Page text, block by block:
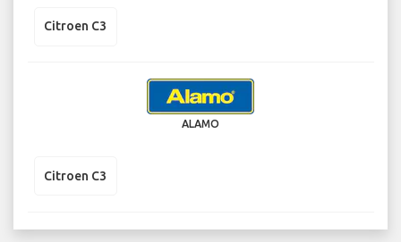
Citroen C3
ALAMO
Citroen C3